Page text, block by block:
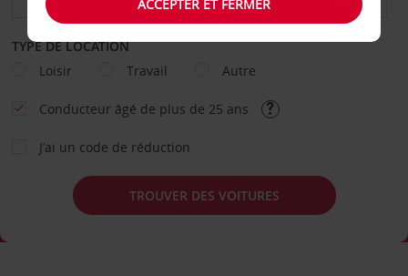
TYPE DE LOCATION
Loisir
Travail Autre
Conducteur âgé de plus de 25 ans
J’ai un code de réduction
TROUVER DES VOITURES
ACCEPTER ET FERMER